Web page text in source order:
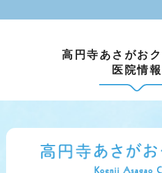
高円寺あさがお
医院情報